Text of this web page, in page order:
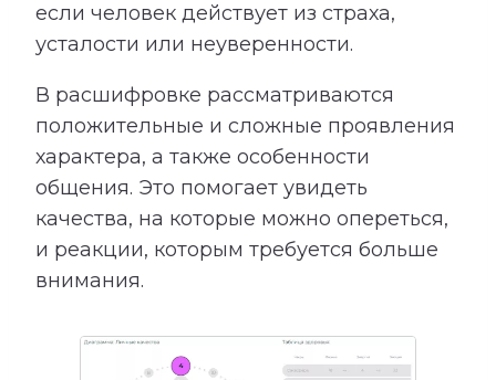
если человек действует из страха,
усталости или неуверенности.
В расшифровке рассматриваются
положительные и сложные проявления
характера, а также особенности
общения. Это помогает увидеть
качества, на которые можно опереться,
и реакции, которым требуется больше
внимания.